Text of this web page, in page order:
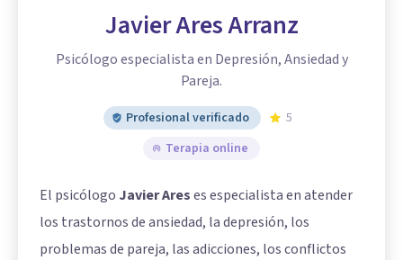
Javier Ares Arranz
Psicólogo especialista en Depresión, Ansiedad y
Pareja.
Profesional verificado
5
Terapia online
El psicólogo Javier Areses especialista en atender
los trastornos de ansiedad, la depresión, los
problemas de pareja, las adicciones, los conflictos